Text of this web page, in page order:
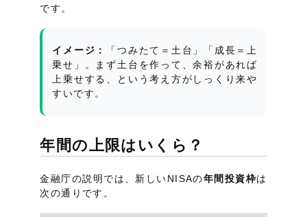
です。
イメージ：
「つみたて＝土台」「成長＝上
乗せ」。まず土台を作って、余裕があれば
上乗せする、という考え方がしっくり来や
すいです。
年間の上限はいくら？
金融庁の説明では、新しいNISAの年間投資枠は
次の通りです。